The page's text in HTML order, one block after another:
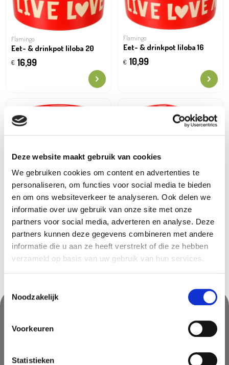
Deze website maakt gebruik van cookies
We gebruiken cookies om content en advertenties te
personaliseren, om functies voor social media te bieden
en om ons websiteverkeer te analyseren. Ook delen we
informatie over uw gebruik van onze site met onze
partners voor social media, adverteren en analyse. Deze
partners kunnen deze gegevens combineren met andere
informatie die u aan ze heeft verstrekt of die ze hebben
verzameld op basis van uw gebruik van hun services.
Noodzakelijk
Voorkeuren
Statistieken
Flamingo
Eet- & drinkpot liloba 20
€ 16,99
Flamingo
Eet- & drinkpot liloba 16
€ 10,99
Flamingo
Eet- & drinkpot liloba 12,5
€8,49
Flamingo
Eet- & drinkpot zova 20x20
€17,99
Nooit iets van ons missen?
je nu in voor onze nieuwsbrief